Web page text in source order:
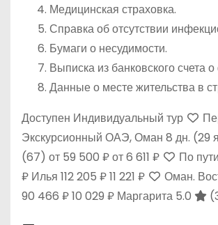
Медицинская страховка.
Справка об отсутствии
Бумаги о несудимости.
Выписка из банковского счета
Данные о месте жительства в
Доступен Индивидуальный тур
Экскурсионный ОАЭ, Оман 8 дн. (29
(67) от 59 500 ₽от 6 611 ₽ По
₽ Илья 112 205 ₽11 221 ₽ Оман.
90 466 ₽10 029 ₽ Маргарита 5.0